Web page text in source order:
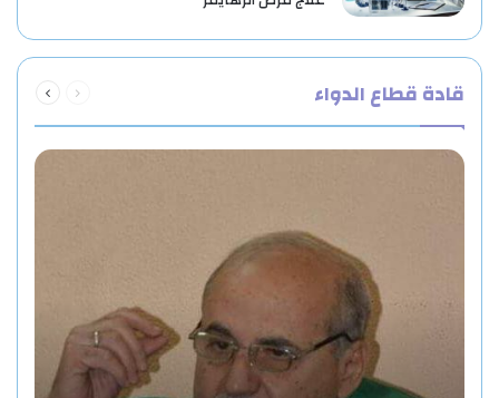
قادة قطاع الدواء الصفحةالصفحة